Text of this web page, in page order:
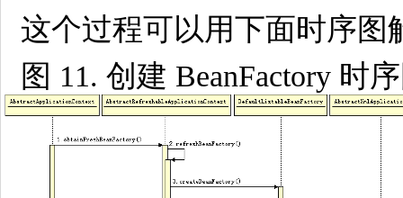
这个过程可以用下面时序图
图 11. 创建 BeanFactory 时